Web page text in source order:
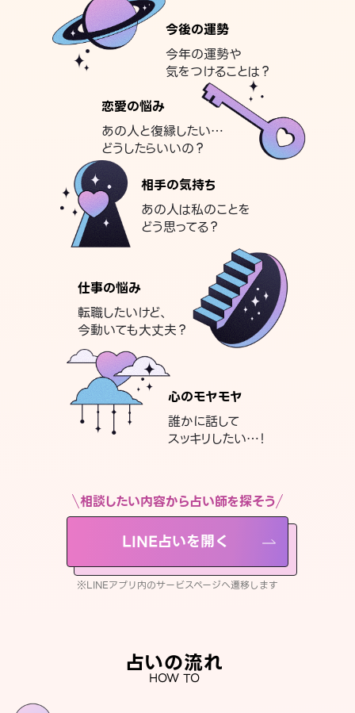
今後の運勢
今年の運勢や
気をつけることは？
恋愛の悩み
あの人と復縁したい…
どうしたらいいの？
相手の気持ち
あの人は私のことを
どう思ってる？
仕事の悩み
転職したいけど、
今動いても大丈夫？
心のモヤモヤ
誰かに話して
スッキリしたい…！
相談したい内容から占い師を探そう
LINE占いを開く
※LINEアプリ内のサービスページへ遷移します
占いの流れ
HOW TO